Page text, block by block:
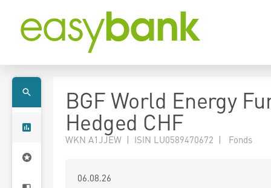
BGF World Energy
Hedged CHF
WKN A1JJEW | ISIN LU0589470672 | Fonds
06.08.26